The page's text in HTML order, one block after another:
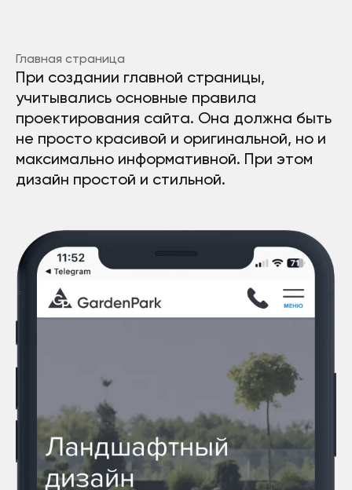
Главная страница
При создании главной страницы,
учитывались основные правила
проектирования сайта. Она должна быть
не просто красивой и оригинальной, но и
максимально информативной. При этом
дизайн простой и стильной.